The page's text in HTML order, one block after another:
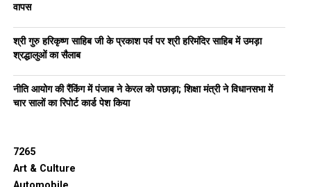
वापस
श्री गुरु हरिकृष्ण साहिब जी के प्रकाश पर्व पर श्री हरिमंदिर साहिब में उमड़ा
श्रद्धालुओं का सैलाब
नीति आयोग की रैंकिंग में पंजाब ने केरल को पछाड़ा; शिक्षा मंत्री ने विधानसभा में
चार सालों का रिपोर्ट कार्ड पेश किया
7265
Art & Culture